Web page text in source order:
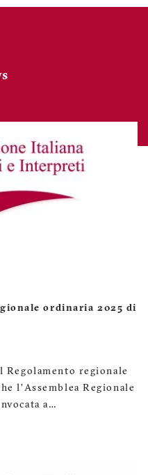
ordinaria 2025 di
Regolamento regionale
l’Assemblea Regionale
a…